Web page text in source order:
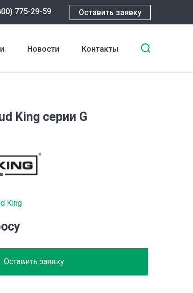
775-29-59 Оставить заявку
Новости Контакты
King серии G
King
Оставить заявку